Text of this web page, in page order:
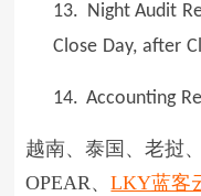
13. Night Audit
Close Day, after
14. Accounting
越南、泰国、老挝
OPEAR、LKY蓝客